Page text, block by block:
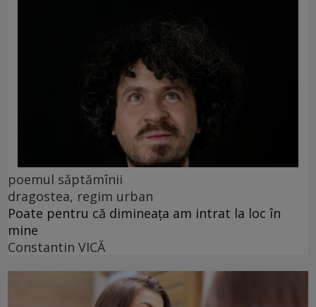
poemul săptămînii
dragostea, regim urban
Poate pentru că dimineața am intrat la loc în
mine
Constantin VICĂ